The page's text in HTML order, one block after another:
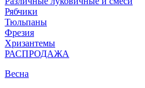
Рябчики
Тюльпаны
Фрезия
Хризантемы
РАСПРОДАЖА
Весна